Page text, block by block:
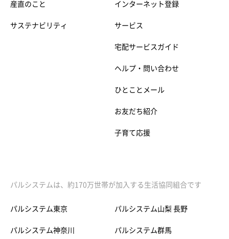
産直のこと
サステナビリティ
インターネット登録
サービス
宅配サービスガイド
ヘルプ・問い合わせ
ひとことメール
お友だち紹介
子育て応援
パルシステムは、約170万世帯が加入する生活協同組合です
パルシステム東京
パルシステム神奈川
パルシステム山梨 長野
パルシステム群馬